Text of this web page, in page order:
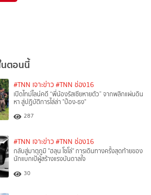
ตอนนี้
#TNN เจาะข่าว #TNN ช่อง16
เปิดไทม์ไลน์คดี “พี่น้องรัสเซียหายตัว” จากพลิกแผ่นดิน
หา สู่ปฏิบัติการไล่ล่า "ป๋อง-ธง"
287
#TNN เจาะข่าว #TNN ช่อง16
กลับสู่มาตุภูมิ "ฮลุน โซโล่" การเดินทางครั้งสุดท้ายของ
นักแบกเป้ผู้สร้างแรงบันดาลใจ
30